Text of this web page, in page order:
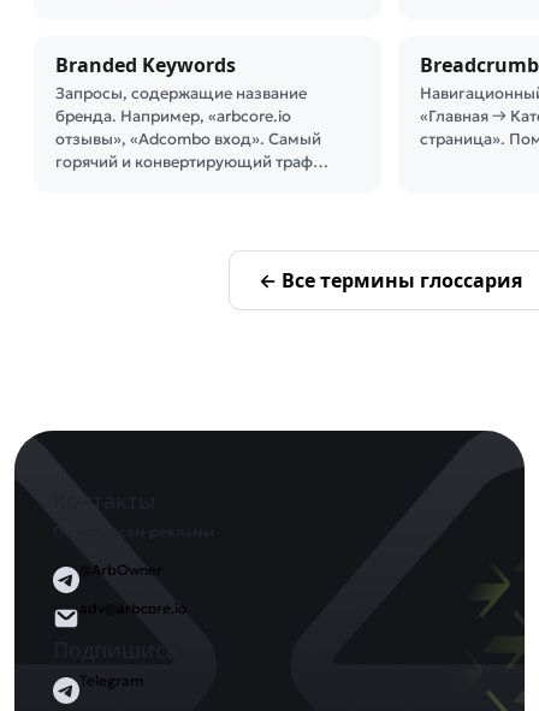
Branded Keywords
Запросы, содержащие название
бренда. Например, «arbcore.io
отзывы», «Adcombo вход». Самый
горячий и конвертирующий траф…
«Главная →
страница».
← Все термины глоссария
@ArbOwner
adv@arbcore.io
Telegram